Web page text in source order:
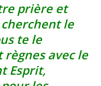
prière et
le
te le
règnes avec le
Esprit,